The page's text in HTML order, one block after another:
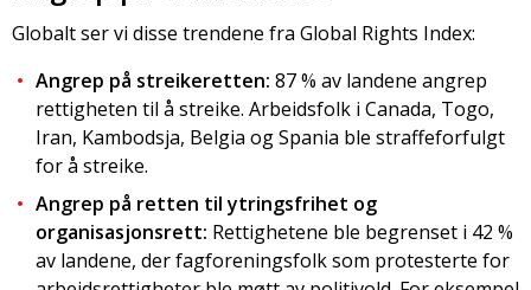
Globalt ser vi disse trendene fra Global Rights Index:
Angrep på streikeretten: 87 % av landene angrep
rettigheten til å streike. Arbeidsfolk i Canada, Togo,
Iran, Kambodsja, Belgia og Spania ble straffeforfulgt
for å streike.
Angrep på retten til ytringsfrihet og
organisasjonsrett: Rettighetene ble begrenset i 42 %
av landene, der fagforeningsfolk som protesterte for